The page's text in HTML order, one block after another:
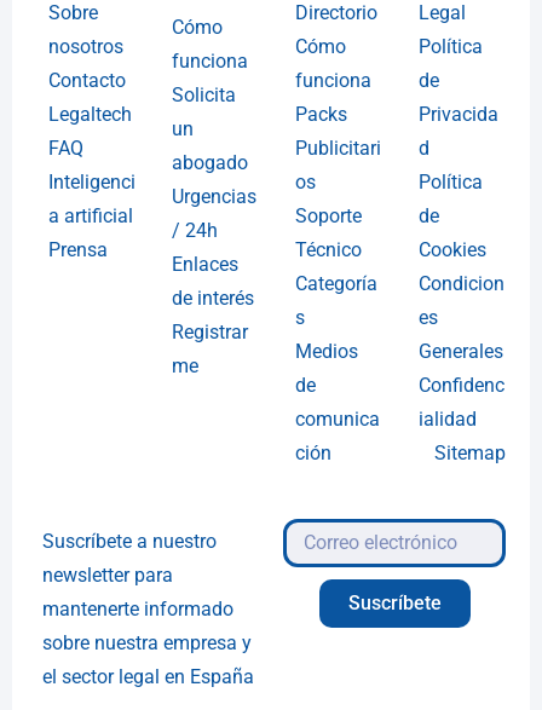
Sobre
nosotros
Contacto
Legaltech
FAQ
Inteligenci
a artificial
Prensa
Cómo
funciona
Solicita
un
abogado
Urgencias
/ 24h
Enlaces
de interés
Registrar
me
Directorio
Cómo
funciona
Packs
Publicitari
os
Soporte
Técnico
Categoría
s
Medios
de
comunica
ción
Legal
Política
de
Privacida
d
Política
de
Cookies
Condicion
es
Generales
Confidenc
ialidad
Sitemap
Suscríbete a nuestro
newsletter para
mantenerte informado
sobre nuestra empresa y
el sector legal en España
Suscríbete